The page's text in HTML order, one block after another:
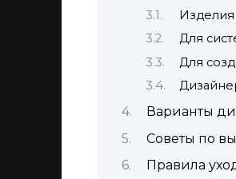
Изделия
Для
Для
Варианты
Советы по
Правила